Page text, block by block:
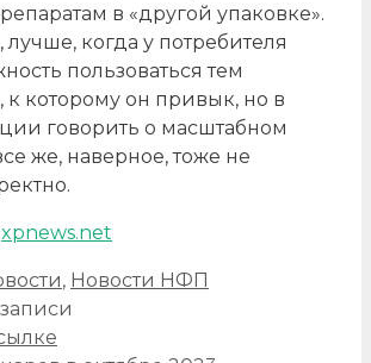
в «другой упаковке».
лучше, когда у потребителя
пользоваться тем
к которому он привык, но в
говорить о масштабном
же, наверное, тоже не
, Новости НФП